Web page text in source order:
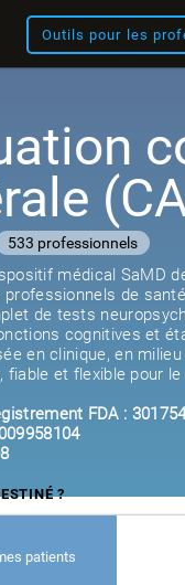
Outils pour les
533 professionnels
médical SaMD
de
de tests
cognitives et
en clinique, en
fiable et flexible pour
FDA :
?
patients